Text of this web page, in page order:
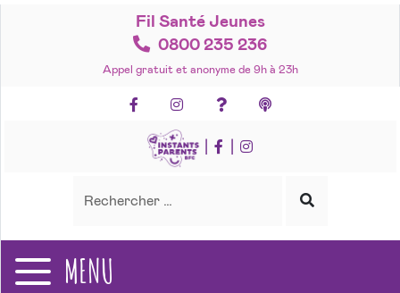
Fil Santé Jeunes
0800 235 236
Appel gratuit et anonyme de 9h à 23h
FacebookInstagramFoire aux questions
Lancer
recherche
MENU